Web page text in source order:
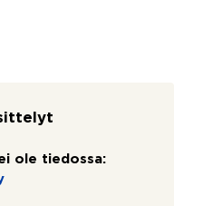
ole tiedossa: